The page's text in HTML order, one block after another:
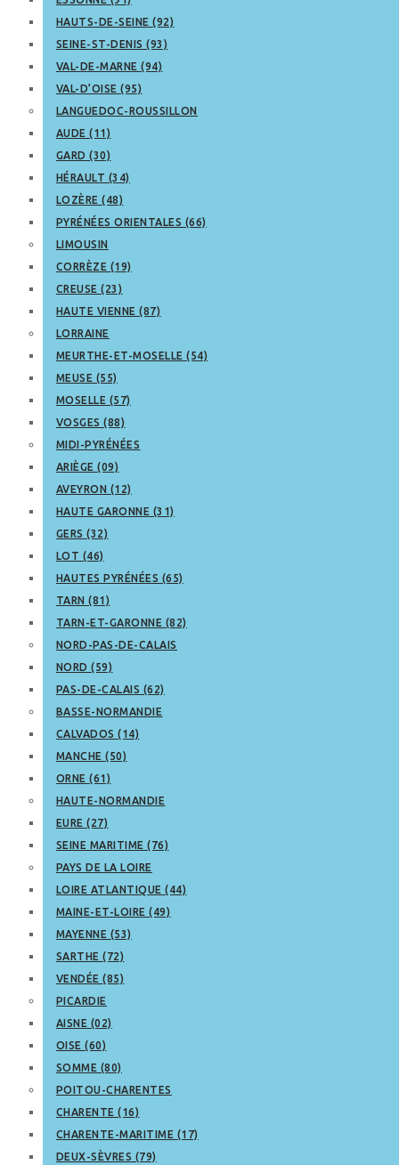
HAUTS-DE-SEINE (92)
SEINE-ST-DENIS (93)
VAL-DE-MARNE (94)
VAL-D’OISE (95)
LANGUEDOC-ROUSSILLON
AUDE (11)
GARD (30)
HÉRAULT (34)
LOZÈRE (48)
PYRÉNÉES ORIENTALES (66)
LIMOUSIN
CORRÈZE (19)
CREUSE (23)
HAUTE VIENNE (87)
LORRAINE
MEURTHE-ET-MOSELLE (54)
MEUSE (55)
MOSELLE (57)
VOSGES (88)
MIDI-PYRÉNÉES
ARIÈGE (09)
AVEYRON (12)
HAUTE GARONNE (31)
GERS (32)
LOT (46)
HAUTES PYRÉNÉES (65)
TARN (81)
TARN-ET-GARONNE (82)
NORD-PAS-DE-CALAIS
NORD (59)
PAS-DE-CALAIS (62)
BASSE-NORMANDIE
CALVADOS (14)
MANCHE (50)
ORNE (61)
HAUTE-NORMANDIE
EURE (27)
SEINE MARITIME (76)
PAYS DE LA LOIRE
LOIRE ATLANTIQUE (44)
MAINE-ET-LOIRE (49)
MAYENNE (53)
SARTHE (72)
VENDÉE (85)
PICARDIE
AISNE (02)
OISE (60)
SOMME (80)
POITOU-CHARENTES
CHARENTE (16)
CHARENTE-MARITIME (17)
DEUX-SÈVRES (79)